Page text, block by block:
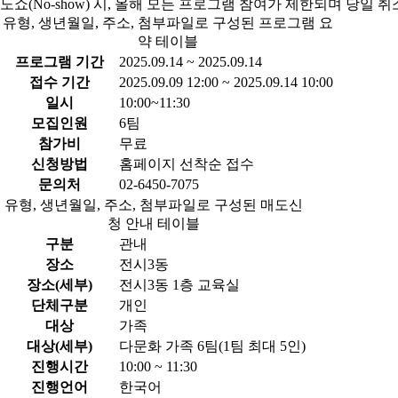
노쇼(No-show) 시, 올해 모든 프로그램 참여가 제한되며 당일
유형, 생년월일, 주소, 첨부파일로 구성된 프로그램 요
약 테이블
프로그램 기간
2025.09.14 ~ 2025.09.14
접수 기간
2025.09.09 12:00 ~ 2025.09.14 10:00
일시
10:00~11:30
모집인원
6팀
참가비
무료
신청방법
홈페이지 선착순 접수
문의처
02-6450-7075
유형, 생년월일, 주소, 첨부파일로 구성된 매도신
청 안내 테이블
구분
관내
장소
전시3동
장소(세부)
전시3동 1층 교육실
단체구분
개인
대상
가족
대상(세부)
다문화 가족 6팀(1팀 최대 5인)
진행시간
10:00 ~ 11:30
진행언어
한국어